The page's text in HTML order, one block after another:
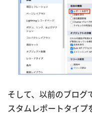
そして、以前のブログ
スタムレポートタイプ